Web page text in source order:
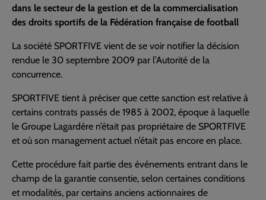
dans le secteur de la gestion et de la commercialisation
des droits sportifs de la Fédération française de football
La société SPORTFIVE vient de se voir notifier la décision
rendue le 30 septembre 2009 par l’Autorité de la
concurrence.
SPORTFIVE tient à préciser que cette sanction est relative à
certains contrats passés de 1985 à 2002, époque à laquelle
le Groupe Lagardère n’était pas propriétaire de SPORTFIVE
et où son management actuel n’était pas encore en place.
Cette procédure fait partie des événements entrant dans le
champ de la garantie consentie, selon certaines conditions
et modalités, par certains anciens actionnaires de